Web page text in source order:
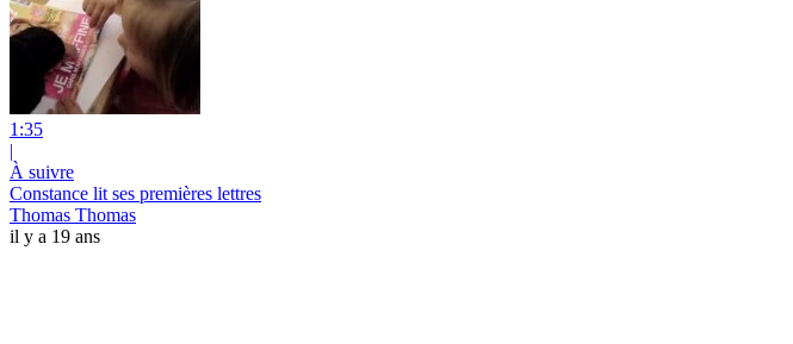
1:35
|
À suivre
Constance lit ses premières lettres
Thomas Thomas
il y a 19 ans